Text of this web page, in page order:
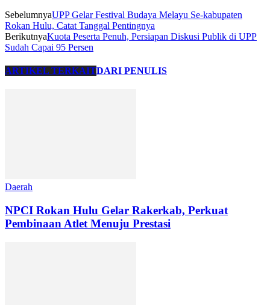
SebelumnyaUPP Gelar Festival Budaya Melayu Se-kabupaten
Rokan Hulu, Catat Tanggal Pentingnya
BerikutnyaKuota Peserta Penuh, Persiapan Diskusi Publik di UPP
Sudah Capai 95 Persen
ARTIKEL TERKAITDARI PENULIS
Daerah
NPCI Rokan Hulu Gelar Rakerkab, Perkuat
Pembinaan Atlet Menuju Prestasi